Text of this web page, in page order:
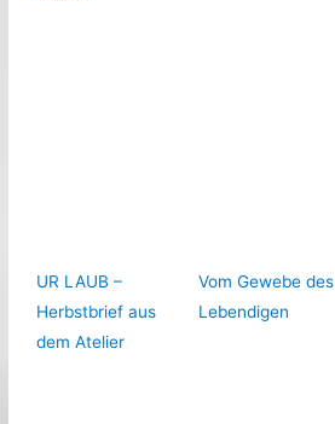
UR LAUB –
Herbstbrief aus
dem Atelier
Vom Gewebe des
Lebendigen